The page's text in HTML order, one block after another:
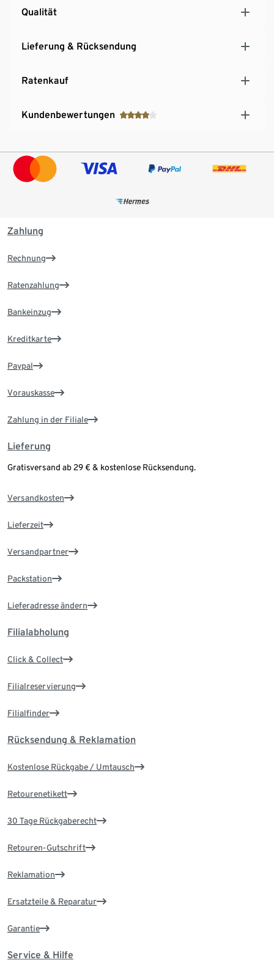
Qualität
Lieferung & Rücksendung
Ratenkauf
Kundenbewertungen
Zahlung
Rechnung
Ratenzahlung
Bankeinzug
Kreditkarte
Paypal
Vorauskasse
Zahlung in der Filiale
Lieferung
Gratisversand ab 29 € & kostenlose Rücksendung.
Versandkosten
Lieferzeit
Versandpartner
Packstation
Lieferadresse ändern
Filialabholung
Click & Collect
Filialreservierung
Filialfinder
Rücksendung & Reklamation
Kostenlose Rückgabe / Umtausch
Retourenetikett
30 Tage Rückgaberecht
Retouren-Gutschrift
Reklamation
Ersatzteile & Reparatur
Garantie
Service & Hilfe